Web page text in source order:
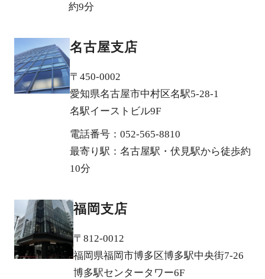
約9分
名古屋支店
〒450-0002
愛知県名古屋市中村区名駅5-28-1
名駅イーストビル9F
電話番号：052-565-8810
最寄り駅：名古屋駅・伏見駅から徒歩約
10分
福岡支店
〒812-0012
福岡県福岡市博多区博多駅中央街7-26
博多駅センタータワー6F